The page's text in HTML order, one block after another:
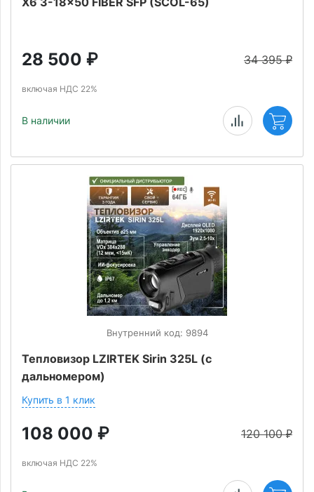
34 395₽
28 500 ₽
включая НДС 22%
В наличии
Внутренний код: 9894
Тепловизор LZIRTEK Sirin 325L (с
дальномером)
Купить в 1 клик
120 100₽
108 000 ₽
включая НДС 22%